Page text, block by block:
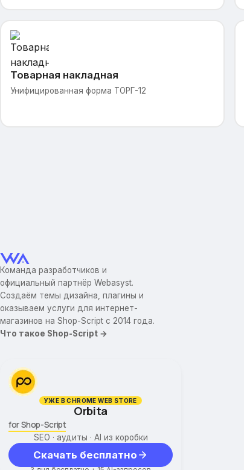
Товарная накладная
Унифицированная форма ТОРГ-12
Команда разработчиков и
официальный партнёр Webasyst.
Создаём темы дизайна, плагины и
оказываем услуги для интернет-
магазинов на Shop-Script с 2014 года.
Что такое Shop-Script →
УЖЕ В CHROME WEB STORE
Orbita
for Shop-Script
SEO · аудиты · AI из коробки
Скачать бесплатно